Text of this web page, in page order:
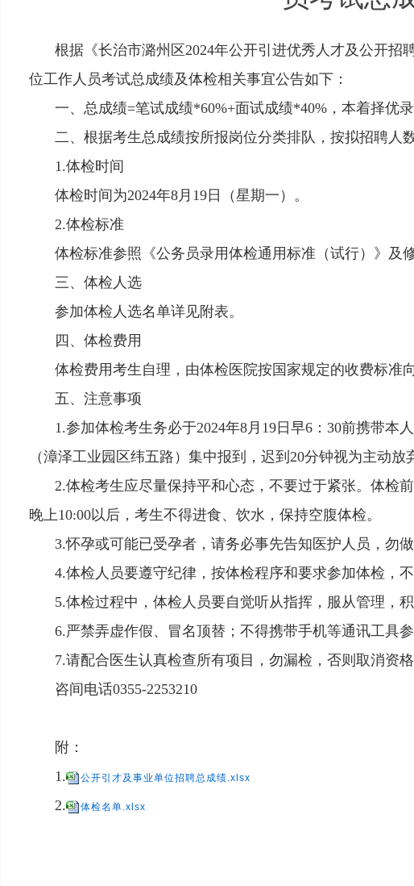
根据《长治市潞州区2024年公开引进优秀人才及公开招
位工作人员考试总成绩及体检相关事宜公告如下：
一、总成绩=笔试成绩*60%+面试成绩*40%，本着择优
二、根据考生总成绩按所报岗位分类排队，按拟招聘人
1.体检时间
体检时间为2024年8月19日（星期一）。
2.体检标准
体检标准参照《公务员录用体检通用标准（试行）》及
三、体检人选
参加体检人选名单详见附表。
四、体检费用
体检费用考生自理，由体检医院按国家规定的收费标准
五、注意事项
1.参加体检考生务必于2024年8月 19 日早6：30前携带本
（漳泽工业园区纬五路）集中报到，迟到20分钟视为主动放
2.体检考生应尽量保持平和心态，不要过于紧张。体检
晚上10:00以后，考生不得进食、饮水，保持空腹体检。
3.怀孕或可能已受孕者，请务必事先告知医护人员，勿
4.体检人员要遵守纪律，按体检程序和要求参加体检，
5.体检过程中，体检人员要自觉听从指挥，服从管理，
6.严禁弄虚作假、冒名顶替；不得携带手机等通讯工具
7.请配合医生认真检查所有项目，勿漏检，否则取消资格
咨间电话0355-2253210
附：
1.
公开引才及事业单位招聘总成绩.xlsx
2. 体检名单.xlsx